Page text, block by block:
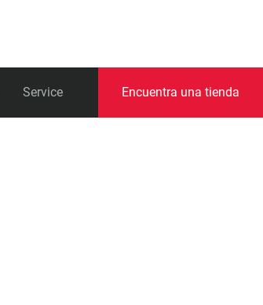
Service Encuentra una tienda